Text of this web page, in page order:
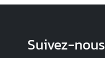
Suivez-nous